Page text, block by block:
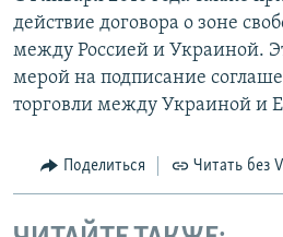
действие договора о зоне
между Россией и Украиной.
мерой на подписание
торговли между Украиной и
Поделиться Читать без